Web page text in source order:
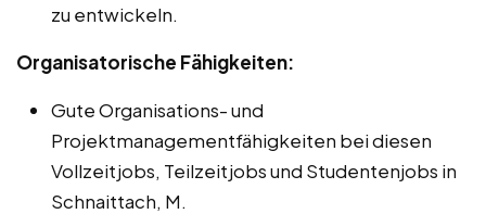
zu entwickeln.
Organisatorische Fähigkeiten:
Gute Organisations- und
Projektmanagementfähigkeiten bei diesen
Vollzeitjobs, Teilzeitjobs und Studentenjobs in
Schnaittach, M.